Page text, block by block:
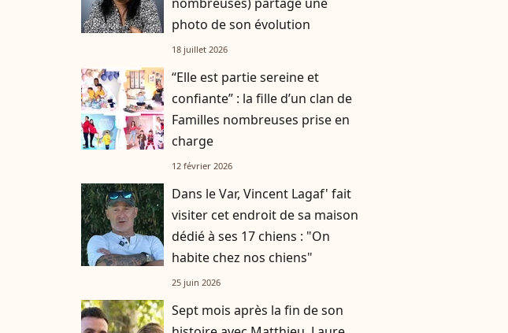
photo de son évolution
18 juillet 2026
“Elle est partie sereine et
confiante” : la fille d’un clan de
Familles nombreuses prise en
charge
12 février 2026
Dans le Var, Vincent Lagaf' fait
visiter cet endroit de sa maison
dédié à ses 17 chiens : "On
habite chez nos chiens"
25 juin 2026
Sept mois après la fin de son